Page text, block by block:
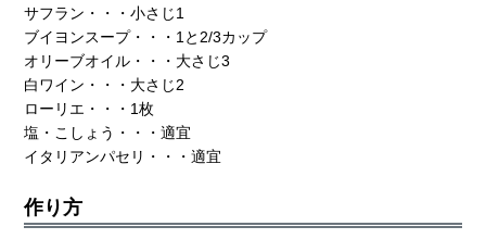
サフラン・・・小さじ1
ブイヨンスープ・・・1と2/3カップ
オリーブオイル・・・大さじ3
白ワイン・・・大さじ2
ローリエ・・・1枚
塩・こしょう・・・適宜
イタリアンパセリ・・・適宜
作り方